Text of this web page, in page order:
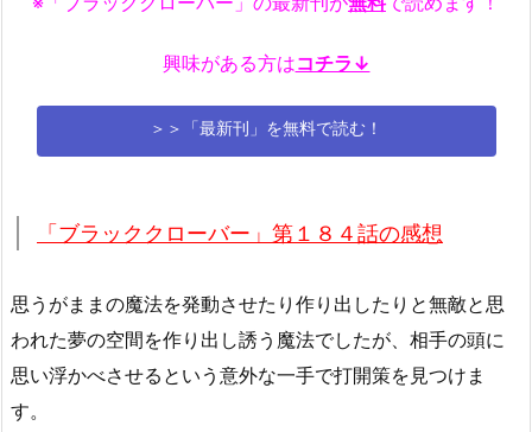
興味がある方はコチラ↓
＞＞「最新刊」を無料で読む！
「ブラッククローバー」第１８４話の感想
思うがままの魔法を発動させたり作り出したりと無敵と思
われた夢の空間を作り出し誘う魔法でしたが、相手の頭に
思い浮かべさせるという意外な一手で打開策を見つけま
す。